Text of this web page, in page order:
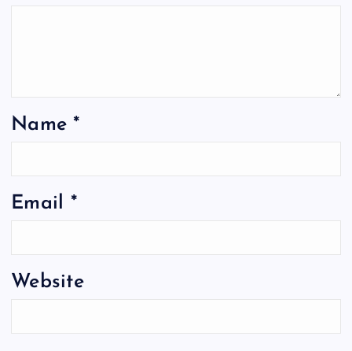
Name*
Email *
Website